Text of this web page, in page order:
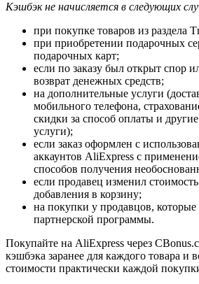
Кэшбэк не начисляется в следующих
при покупке товаров из раздела
при приобретении подарочных
подарочных карт;
если по заказу был открыт спор
возврат денежных средств;
на дополнительные услуги
мобильного телефона,
скидки за способ оплаты и
услуги);
если заказ оформлен с
аккаунтов AliExpress с
способов получения
если продавец изменил
добавления в корзину;
на покупки у продавцов,
партнерской программы.
Покупайте на AliExpress через
кэшбэка заранее для каждого товара и
стоимости практически каждой